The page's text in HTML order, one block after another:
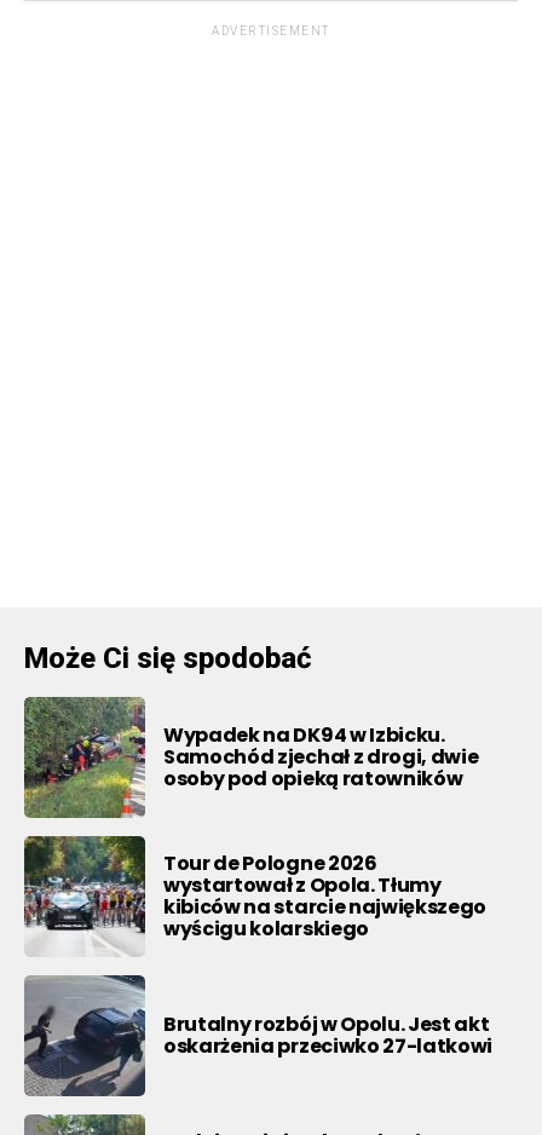
ADVERTISEMENT
Może Ci się spodobać
Wypadek na DK94 w Izbicku.
Samochód zjechał z drogi, dwie
osoby pod opieką ratowników
Tour de Pologne 2026
wystartował z Opola. Tłumy
kibiców na starcie największego
wyścigu kolarskiego
Brutalny rozbój w Opolu. Jest akt
oskarżenia przeciwko 27-latkowi